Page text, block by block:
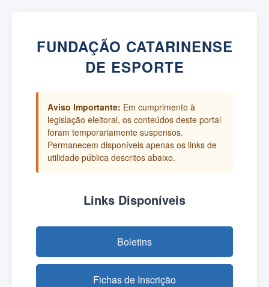
FUNDAÇÃO CATARINENSE
DE ESPORTE
Aviso Importante: Em cumprimento à
legislação eleitoral, os conteúdos deste portal
foram temporariamente suspensos.
Permanecem disponíveis apenas os links de
utilidade pública descritos abaixo.
Links Disponíveis
Boletins
Fichas de Inscrição